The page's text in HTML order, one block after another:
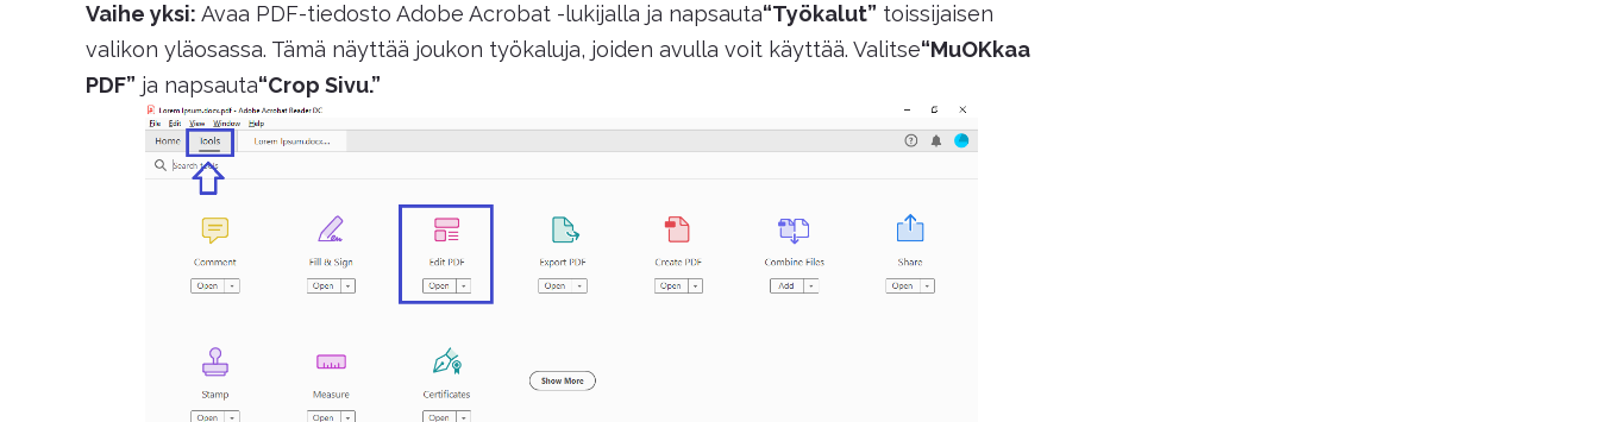
Vaihe yksi: Avaa PDF-tiedosto Adobe Acrobat -lukijalla ja napsauta“Työkalut” toissijaisen
valikon yläosassa. Tämä näyttää joukon työkaluja, joiden avulla voit käyttää. Valitse“MuOKkaa
PDF” ja napsauta“Crop Sivu.”